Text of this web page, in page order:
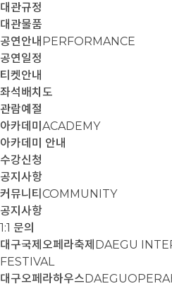
대관규정
대관물품
공연안내 PERFORMANCE
공연일정
티켓안내
좌석배치도
관람예절
아카데미 ACADEMY
아카데미 안내
수강신청
공지사항
커뮤니티 COMMUNITY
공지사항
1:1 문의
대구국제오페라축제 DAEGU
FESTIVAL
대구오페라하우스